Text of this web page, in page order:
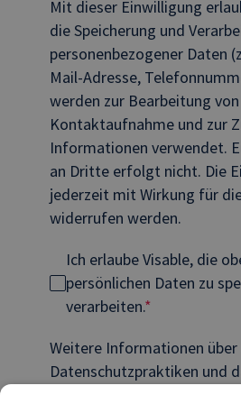
Mit dieser Einwilligung
die Speicherung und
personenbezogener Daten
Mail-Adresse,
werden zur Bearbeitung
Kontaktaufnahme und zur
Informationen verwendet.
an Dritte erfolgt nicht. Die
jederzeit mit Wirkung für
widerrufen werden.
Ich erlaube Visable, die
persönlichen Daten zu
verarbeiten.*
Weitere Informationen über
Datenschutzpraktiken und